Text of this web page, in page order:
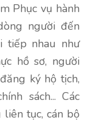
Phục vụ hành
người đến
tiếp nhau như
hồ sơ, người
ký hộ tịch,
sách... Các
tục, cán bộ